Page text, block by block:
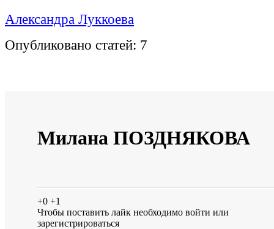
Александра Луккоева
Опубликовано статей: 7
Милана ПОЗДНЯКОВА
+0 +1
Чтобы поставить лайк необходимо войти или
зарегистрироваться